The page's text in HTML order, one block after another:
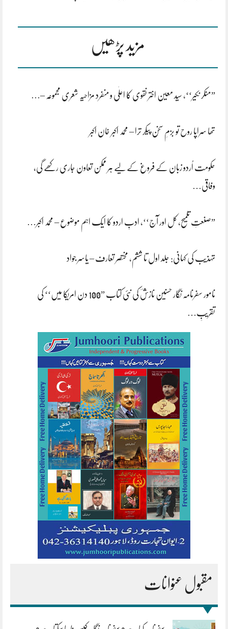
مزید پڑھیں
”منکر نکیر‘‘، سید معین اختر نقوی کا اعلٰی و منفرد مزاحیہ شعری مجموعہ –…
تھا سراپا روح تو بزمِ سخن پیکر ترا – محمد اکبر خان اکبر
حکومت اُردو زبان کے فروغ کے لیے ہر ممکن تعاون جاری رکھے گی،
وفاقی…
”صنعتِ تلمیح، کل اور آج‘‘، ادبِ اردو کا ایک اہم موضوع – محمد اکبر…
تہذیب کی کہانی: جلد اول تا ششم، مختصر تعارف – یاسر جواد
نامور سفرنامہ نگار حسنین نازشؔ کی نئی کتاب ”100 دن امریکا میں‘‘ کی
تقریبِ…
مقبول عنوانات